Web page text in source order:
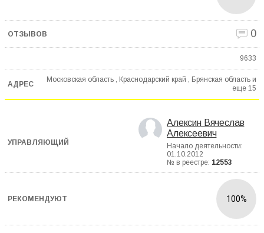
0
9633
Московская область , Краснодарский край , Брянская область и
еще 15
Алексин Вячеслав
Алексеевич
Начало деятельности:
01.10.2012
№ в реестре: 12553
100%